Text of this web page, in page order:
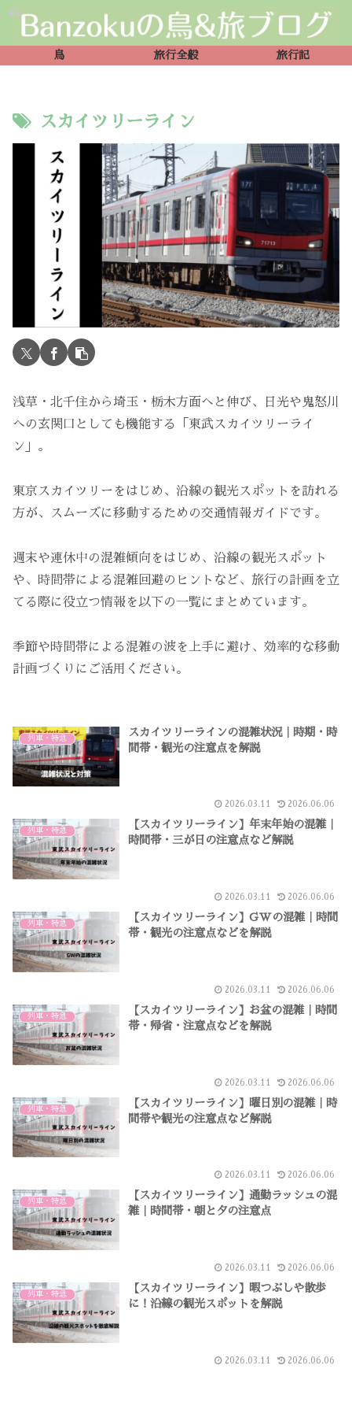
鳥 旅行全般 旅行記
スカイツリーライン
浅草・北千住から埼玉・栃木方面へと伸び、日光や鬼怒川
への玄関口としても機能する「東武スカイツリーライ
ン」。
東京スカイツリーをはじめ、沿線の観光スポットを訪れる
方が、スムーズに移動するための交通情報ガイドです。
週末や連休中の混雑傾向をはじめ、沿線の観光スポット
や、時間帯による混雑回避のヒントなど、旅行の計画を立
てる際に役立つ情報を以下の一覧にまとめています。
季節や時間帯による混雑の波を上手に避け、効率的な移動
計画づくりにご活用ください。
列車・特急
スカイツリーラインの混雑状況｜時期・時
間帯・観光の注意点を解説
2026.03.11 2026.06.06
列車・特急
【スカイツリーライン】年末年始の混雑｜
時間帯・三が日の注意点など解説
2026.03.11 2026.06.06
列車・特急
【スカイツリーライン】GWの混雑｜時間
帯・観光の注意点などを解説
2026.03.11 2026.06.06
列車・特急
【スカイツリーライン】お盆の混雑｜時間
帯・帰省・注意点などを解説
2026.03.11 2026.06.06
列車・特急
【スカイツリーライン】曜日別の混雑｜時
間帯や観光の注意点など解説
2026.03.11 2026.06.06
列車・特急
【スカイツリーライン】通勤ラッシュの混
雑｜時間帯・朝と夕の注意点
2026.03.11 2026.06.06
列車・特急
【スカイツリーライン】暇つぶしや散歩
に！沿線の観光スポットを解説
2026.03.11 2026.06.06